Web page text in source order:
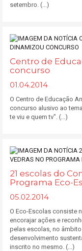
setembro. (...)
Centro de
concurso
01.04.2014
O Centro de Educação
concurso alusivo ao
te viu e quem tv". (...)
21 escolas do
Programa Eco-
05.02.2014
O Eco-Escolas consiste
encorajar ações e
pelas escolas, no
desenvolvimento
inscrito no mesmo. (...)